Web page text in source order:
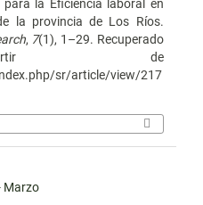
la Eficiencia laboral en
la provincia de Los Ríos.
, 7(1), 1–29. Recuperado
de
sr/article/view/217
Marzo